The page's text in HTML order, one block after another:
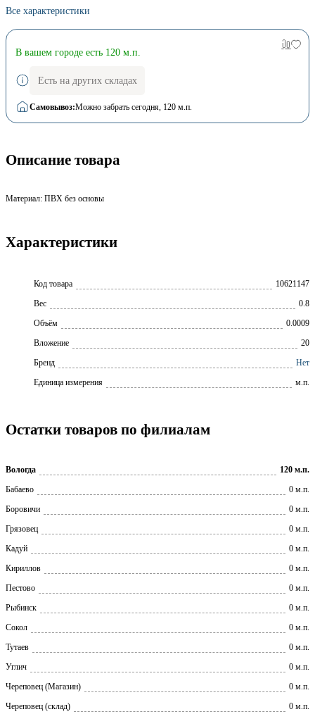
Все характеристики
В вашем городе есть 120 м.п.
Есть на других складах
Самовывоз:Можно забрать сегодня, 120 м.п.
Описание товара
Материал: ПВХ без основы
Характеристики
Код товара
10621147
Вес
0.8
Объём
0.0009
Вложение
20
Бренд
Нет
Единица измерения
м.п.
Остатки товаров по филиалам
Вологда
120 м.п.
Бабаево
0 м.п.
Боровичи
0 м.п.
Грязовец
0 м.п.
Кадуй
0 м.п.
Кириллов
0 м.п.
Пестово
0 м.п.
Рыбинск
0 м.п.
Сокол
0 м.п.
Тутаев
0 м.п.
Углич
0 м.п.
Череповец (Магазин)
0 м.п.
Череповец (склад)
0 м.п.